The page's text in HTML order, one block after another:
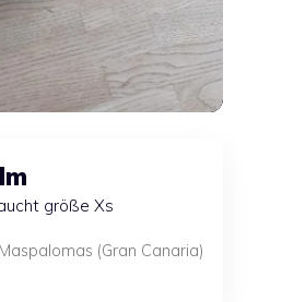
größe Xs
Maspalomas (Gran Canaria)